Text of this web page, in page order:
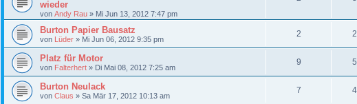
wieder
von Andy Rau » Mi Jun 13, 2012 7:47 pm
Burton Papier Bausatz
von Lüder » Mi Jun 06, 2012 9:35 pm
2
Platz für Motor
von Falterhert » Di Mai 08, 2012 7:25 am
9
Burton Neulack
von Claus » Sa Mär 17, 2012 10:13 am
7